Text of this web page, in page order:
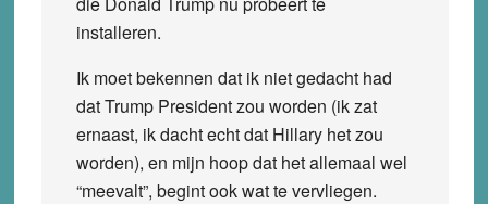
installeren.
Ik moet bekennen dat ik niet gedacht had
dat Trump President zou worden (ik zat
ernaast, ik dacht echt dat Hillary het zou
worden), en mijn hoop dat het allemaal wel
“meevalt”, begint ook wat te vervliegen.